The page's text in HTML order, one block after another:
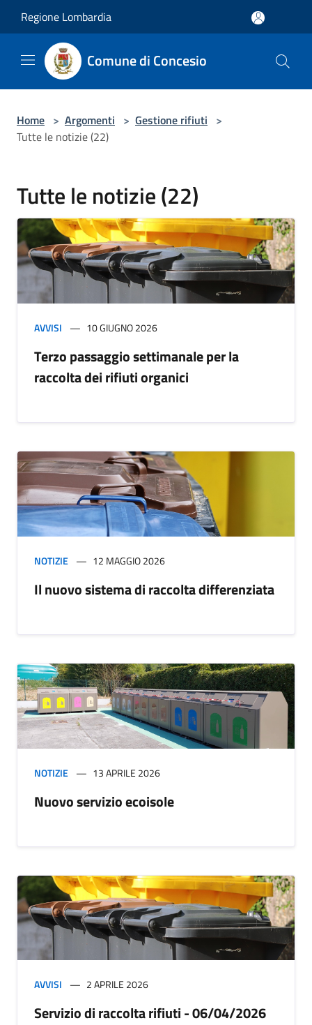
Regione Lombardia
Comune di Concesio
Home > Argomenti > Gestione rifiuti >
Tutte le notizie (22)
Tutte le notizie (22)
AVVISI 10 GIUGNO 2026
Terzo passaggio settimanale per la
raccolta dei rifiuti organici
NOTIZIE 12 MAGGIO 2026
Il nuovo sistema di raccolta differenziata
NOTIZIE 13 APRILE 2026
Nuovo servizio ecoisole
AVVISI 2 APRILE 2026
Servizio di raccolta rifiuti - 06/04/2026